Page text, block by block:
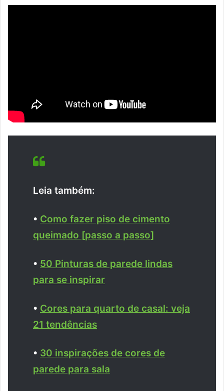
Leia também:
• Como fazer piso de cimento
queimado [passo a passo]
• 50 Pinturas de parede lindas
para se inspirar
• Cores para quarto de casal: veja
21 tendências
• 30 inspirações de cores de
parede para sala